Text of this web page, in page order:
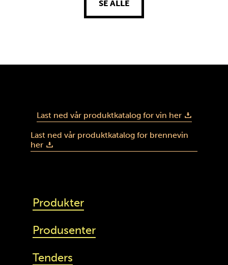
SE ALLE
Last ned vår produktkatalog for vin her
Last ned vår produktkatalog for brennevin
her
Produkter
Produsenter
Tenders